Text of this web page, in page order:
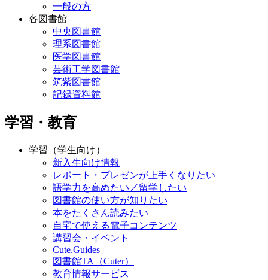
一般の方
各図書館
中央図書館
理系図書館
医学図書館
芸術工学図書館
筑紫図書館
記録資料館
学習・教育
学習（学生向け）
新入生向け情報
レポート・プレゼンが上手くなりたい
語学力を高めたい／留学したい
図書館の使い方が知りたい
本をたくさん読みたい
自宅で使える電子コンテンツ
講習会・イベント
Cute.Guides
図書館TA（Cuter）
教育情報サービス